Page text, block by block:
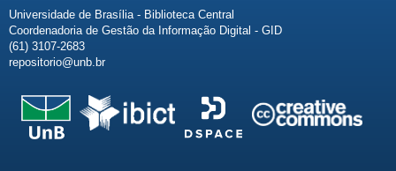
Universidade de Brasília - Biblioteca Central
Coordenadoria de Gestão da Informação Digital - GID
(61) 3107-2683
repositorio@unb.br